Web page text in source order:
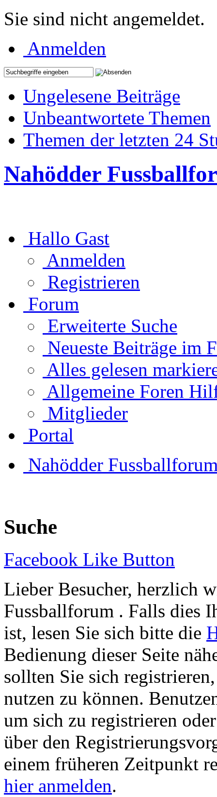
Sie sind nicht angemeldet.
Anmelden
Ungelesene Beiträge
Unbeantwortete Themen
Themen der letzten 24
Nahödder
Hallo Gast
Anmelden
Registrieren
Forum
Erweiterte Suche
Neueste Beiträge im
Alles gelesen
Allgemeine Foren
Mitglieder
Portal
Nahödder
Suche
Facebook Like Button
Lieber Besucher, herzlich
Fussballforum . Falls dies
ist, lesen Sie sich bitte die
Bedienung dieser Seite
sollten Sie sich
nutzen zu können.
um sich zu registrieren
über den
einem früheren Zeitpunkt
hier anmelden.